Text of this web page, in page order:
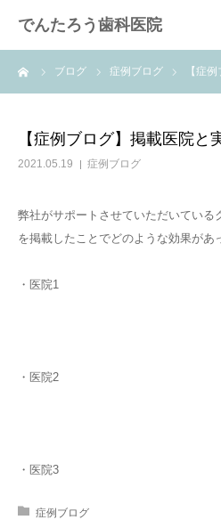
でんたろう歯科医院
ブログ 症例ブログ 【症
【症例ブログ】掲載医院と
2021.05.19 症例ブログ
弊社がサポートさせていただいている
を掲載したことでどのような効果があ
・医院1
・医院2
・医院3
症例ブログ
医院概要